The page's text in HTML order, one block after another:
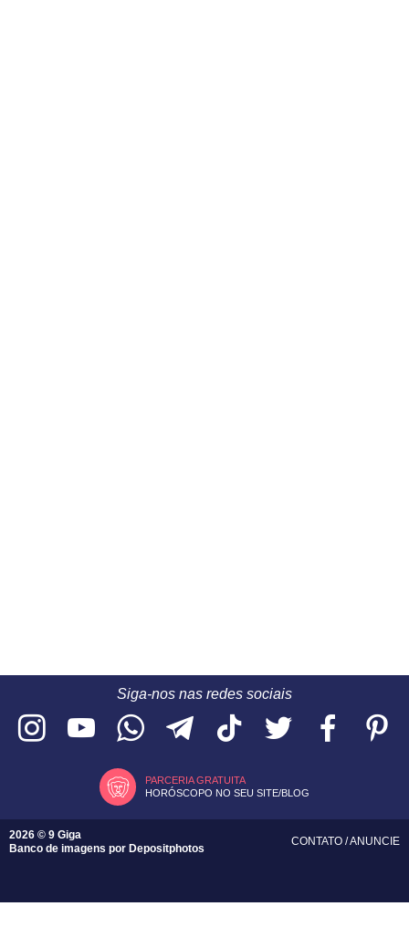
Siga-nos nas redes sociais
PARCERIA GRATUITA
HORÓSCOPO NO SEU SITE/BLOG
2026 © 9 Giga
Banco de imagens por Depositphotos
CONTATO /ANUNCIE